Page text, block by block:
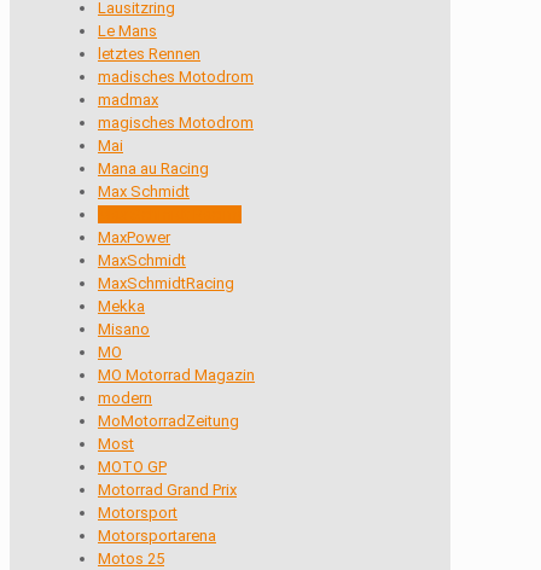
Lausitzring
Le Mans
letztes Rennen
madisches Motodrom
madmax
magisches Motodrom
Mai
Mana au Racing
Max Schmidt
MaxPower
MaxSchmidt
MaxSchmidtRacing
Mekka
Misano
MO
MO Motorrad Magazin
modern
MoMotorradZeitung
Most
MOTO GP
Motorrad Grand Prix
Motorsport
Motorsportarena
Motos 25